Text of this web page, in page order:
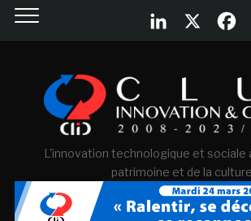
L'innovation technologique et sociale
patrimoine et de la culture